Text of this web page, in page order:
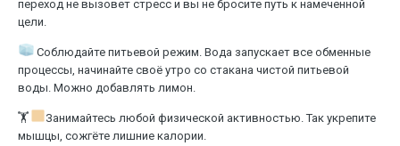
переход не вызовет стресс и вы не бросите путь к намеченной
цели.
Соблюдайте питьевой режим. Вода запускает все обменные
процессы, начинайте своё утро со стакана чистой питьевой
воды. Можно добавлять лимон.
🏋
Занимайтесь любой физической активностью. Так укрепите
мышцы, сожгёте лишние калории.